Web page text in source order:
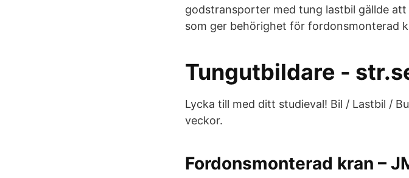
godstransporter med tung lastbil gällde
som ger behörighet för fordonsmonterad
Tungutbildare -
Lycka till med ditt studieval! Bil / Lastbil /
veckor.
Fordonsmonterad kran –